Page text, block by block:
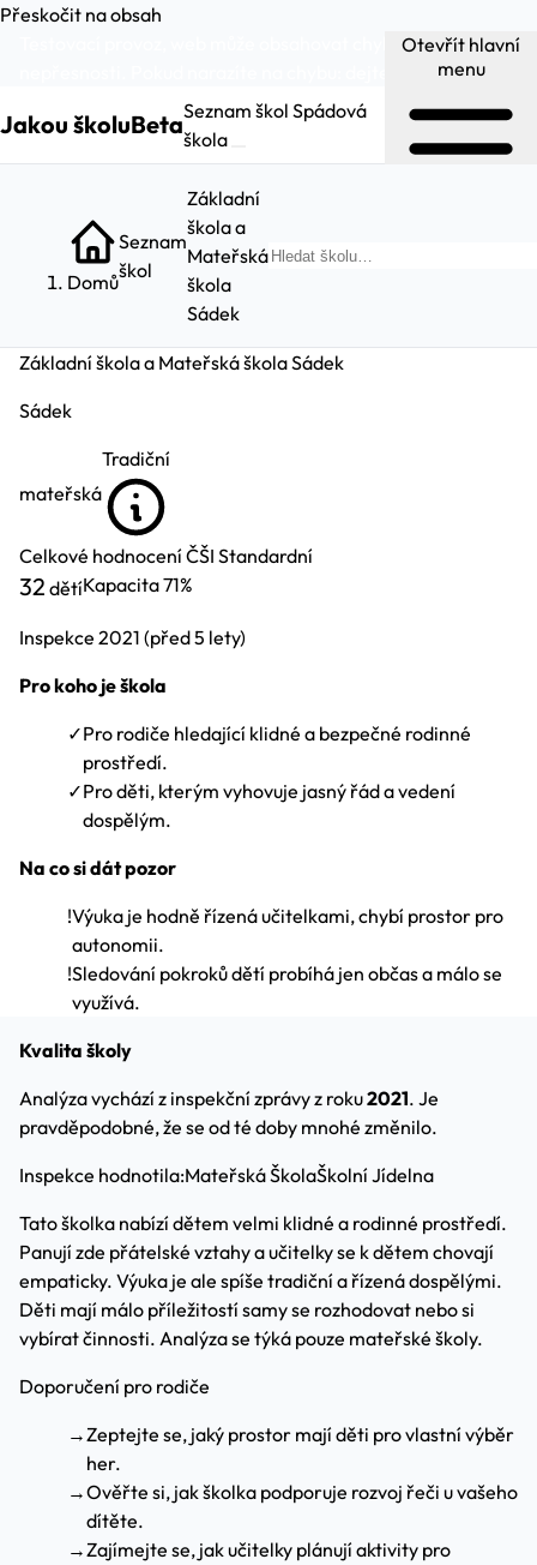
Přeskočit na obsah
Testovací provoz, web může obsahovat chyby a
dejte nám vědět.
Jakou školuBetaSeznam škol Spádová
škola
Otevřít hlavní
menu
Domů
Seznam
škol
Základní
škola a
Mateřská
škola
Sádek
Základní škola a Mateřská škola Sádek
Sádek
mateřská
Tradiční
Celkové hodnocení ČŠI Standardní
32 dětíKapacita71%
Inspekce 2021 (před 5 lety)
Pro koho je škola
✓Pro rodiče hledající klidné a bezpečné rodinné
prostředí.
✓Pro děti, kterým vyhovuje jasný řád a vedení
dospělým.
Na co si dát pozor
!Výuka je hodně řízená učitelkami, chybí prostor pro
autonomii.
!Sledování pokroků dětí probíhá jen občas a málo se
využívá.
Kvalita školy
Analýza vychází z inspekční zprávy z roku2021. Je
pravděpodobné, že se od té doby mnohé změnilo.
Inspekce hodnotila:Mateřská ŠkolaŠkolní Jídelna
Tato školka nabízí dětem velmi klidné a rodinné prostředí.
Panují zde přátelské vztahy a učitelky se k dětem chovají
empaticky. Výuka je ale spíše tradiční a řízená dospělými.
Děti mají málo příležitostí samy se rozhodovat nebo si
vybírat činnosti. Analýza se týká pouze mateřské školy.
Doporučení pro rodiče
→Zeptejte se, jaký prostor mají děti pro vlastní výběr
her.
→Ověřte si, jak školka podporuje rozvoj řeči u vašeho
dítěte.
→Zajímejte se, jak učitelky plánují aktivity pro